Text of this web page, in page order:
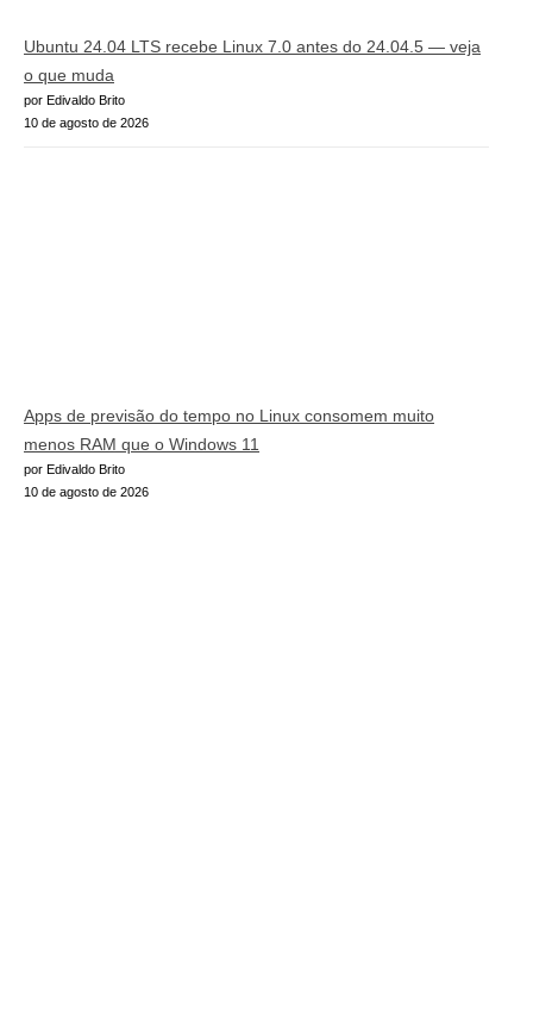
Ubuntu 24.04 LTS recebe Linux 7.0 antes do 24.04.5 — veja
o que muda
por Edivaldo Brito
10 de agosto de 2026
Apps de previsão do tempo no Linux consomem muito
menos RAM que o Windows 11
por Edivaldo Brito
10 de agosto de 2026